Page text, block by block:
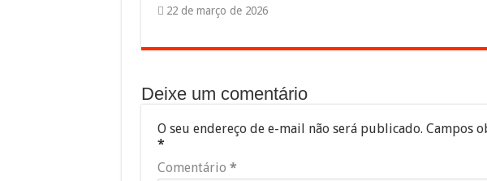
22 de março de 2026
Deixe um comentário
O seu endereço de e-mail não será publicado. Campos
*
Comentário *